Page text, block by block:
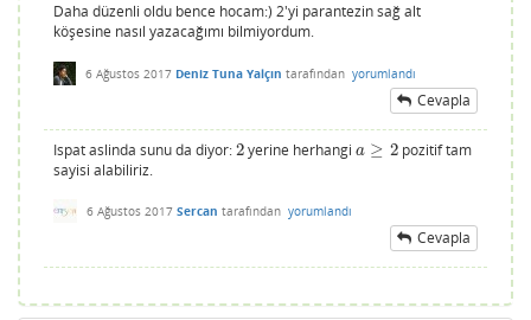
Daha düzenli oldu bence hocam:) 2'yi parantezin sağ alt
köşesine nasıl yazacağımı bilmiyordum.
6 Ağustos 2017 Deniz Tuna Yalçın tarafından yorumlandı
Cevapla
Ispat aslinda sunu da diyor:2
2yerine herhangia ≥ 2
a≥2
pozitif tam
sayisi alabiliriz.
6 Ağustos 2017 Sercan tarafından yorumlandı
Cevapla